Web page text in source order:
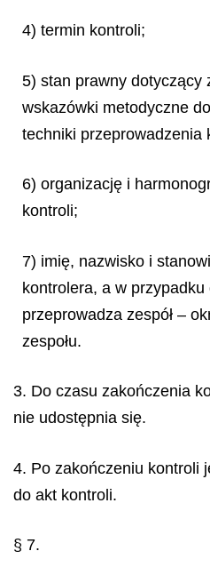
4) termin kontroli;
5) stan prawny dotyczący
wskazówki metodyczne
techniki przeprowadzenia
6) organizację i
kontroli;
7) imię, nazwisko i
kontrolera, a w przypadku
przeprowadza zespół –
zespołu.
3. Do czasu zakończenia
nie udostępnia się.
4. Po zakończeniu kontroli
do akt kontroli.
§ 7.